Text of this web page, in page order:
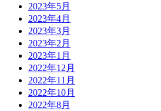
2023年5月
2023年4月
2023年3月
2023年2月
2023年1月
2022年12月
2022年11月
2022年10月
2022年8月